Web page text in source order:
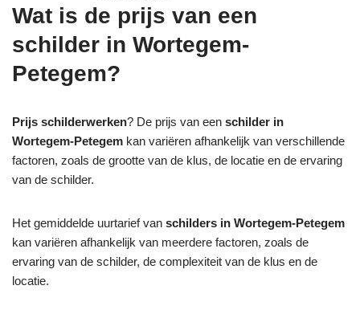
Wat is de prijs van een
schilder in Wortegem-
Petegem?
Prijs schilderwerken? De prijs van een schilder in
Wortegem-Petegem kan variëren afhankelijk van verschillende
factoren, zoals de grootte van de klus, de locatie en de ervaring
van de schilder.
Het gemiddelde uurtarief van schilders in Wortegem-Petegem
kan variëren afhankelijk van meerdere factoren, zoals de
ervaring van de schilder, de complexiteit van de klus en de
locatie.